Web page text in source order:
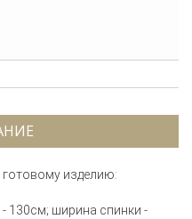
изделию:
130см; ширина спинки -